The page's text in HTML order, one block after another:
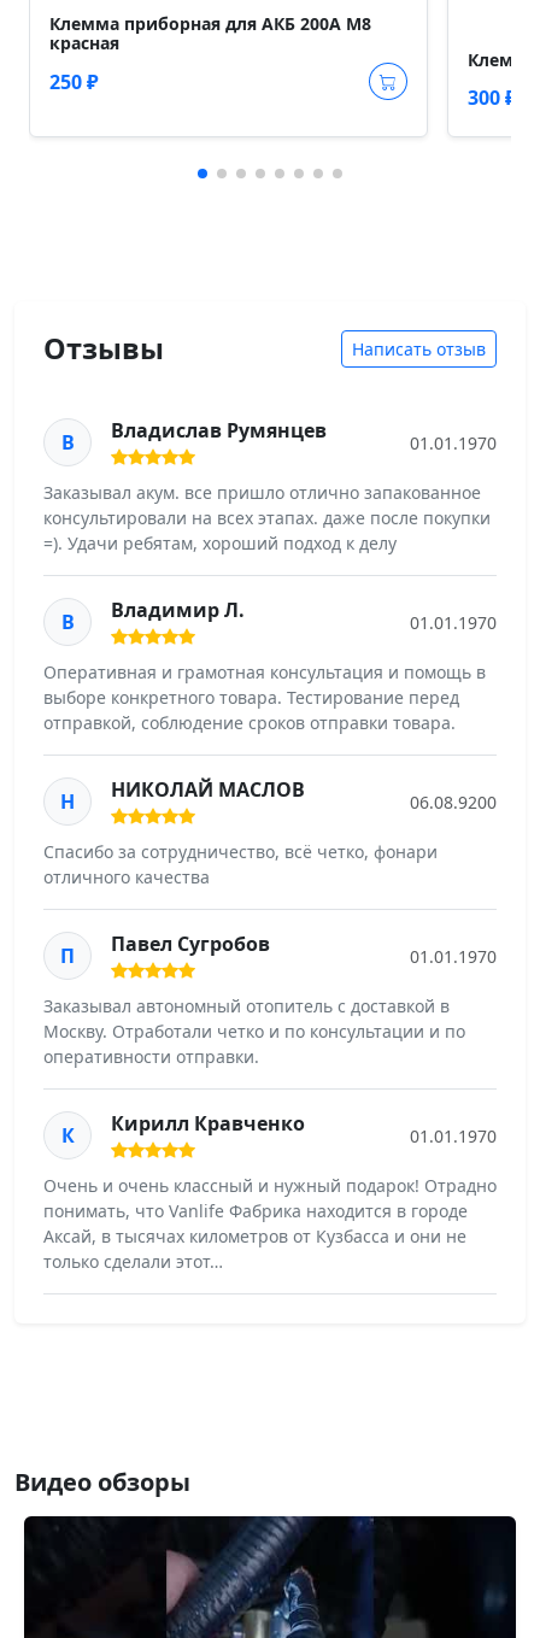
Клемма приборная для АКБ 200А М8
красная
250 ₽
Клемма
300 ₽
Отзывы Написать отзыв
В Владислав Румянцев 01.01.1970
Заказывал акум. все пришло отлично запакованное
консультировали на всех этапах. даже после покупки
=). Удачи ребятам, хороший подход к делу
В Владимир Л. 01.01.1970
Оперативная и грамотная консультация и помощь в
выборе конкретного товара. Тестирование перед
отправкой, соблюдение сроков отправки товара.
Н НИКОЛАЙ МАСЛОВ 06.08.9200
Спасибо за сотрудничество, всё четко, фонари
отличного качества
П Павел Сугробов 01.01.1970
Заказывал автономный отопитель с доставкой в
Москву. Отработали четко и по консультации и по
оперативности отправки.
К Кирилл Кравченко 01.01.1970
Очень и очень классный и нужный подарок! Отрадно
понимать, что Vanlife Фабрика находится в городе
Аксай, в тысячах километров от Кузбасса и они не
только сделали этот…
Видео обзоры